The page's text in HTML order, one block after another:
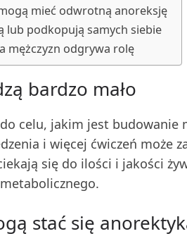
mieć odwrotną anoreksję
lub podkopują samych siebie
mężczyzn odgrywa rolę
bardzo mało
celu, jakim jest budowanie
i więcej ćwiczeń może
się do ilości i jakości
stać się